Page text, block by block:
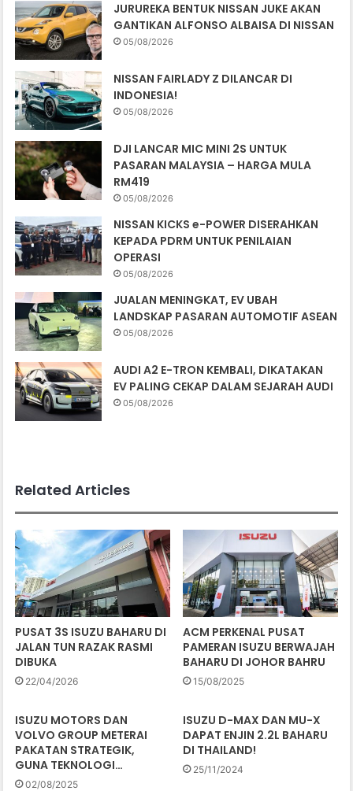
JURUREKA BENTUK NISSAN JUKE AKAN
GANTIKAN ALFONSO ALBAISA DI NISSAN
05/08/2026
NISSAN FAIRLADY Z DILANCAR DI
INDONESIA!
05/08/2026
DJI LANCAR MIC MINI 2S UNTUK
PASARAN MALAYSIA – HARGA MULA
RM419
05/08/2026
NISSAN KICKS e-POWER DISERAHKAN
KEPADA PDRM UNTUK PENILAIAN
OPERASI
05/08/2026
JUALAN MENINGKAT, EV UBAH
LANDSKAP PASARAN AUTOMOTIF ASEAN
05/08/2026
AUDI A2 E-TRON KEMBALI, DIKATAKAN
EV PALING CEKAP DALAM SEJARAH AUDI
05/08/2026
Related Articles
PUSAT 3S ISUZU BAHARU DI
JALAN TUN RAZAK RASMI
DIBUKA
22/04/2026
ACM PERKENAL PUSAT
PAMERAN ISUZU BERWAJAH
BAHARU DI JOHOR BAHRU
15/08/2025
ISUZU MOTORS DAN
VOLVO GROUP METERAI
PAKATAN STRATEGIK,
GUNA TEKNOLOGI…
02/08/2025
ISUZU D-MAX DAN MU-X
DAPAT ENJIN 2.2L BAHARU
DI THAILAND!
25/11/2024